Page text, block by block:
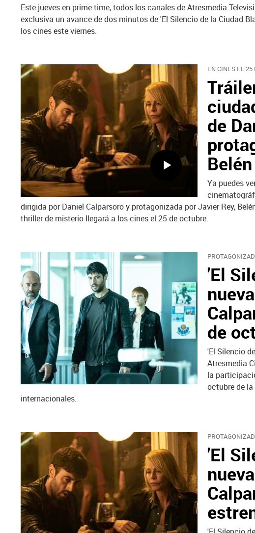
Este jueves en prime time, todos los canales de Atresmedia
exclusiva un avance de dos minutos de 'El Silencio de la Ciudad
los cines este viernes.
EN CINES EL 25
de
Ya puedes
dirigida por Daniel Calparsoro y protagonizada por Javier Rey,
thriller de misterio llegará a los cines el 25 de octubre.
'El
de
'El Silencio
Atresmedia
la
octubre de
internacionales.
'El